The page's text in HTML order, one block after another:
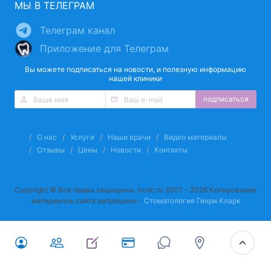
МЫ В ТЕЛЕГРАМ
Телеграм канал
Приложение для Телеграм
Вы можете подписаться на новости, и полезную информацию
нашей клиники
подписаться
О нас Услуги Наши врачи
Видео материалы
Отзывы
Цены Новости Контакты
Copyright © Все права защищены. hcdc.ru 2001 - 2026 Копирование
материалов сайта запрещено - Стоматология Генри Кларк